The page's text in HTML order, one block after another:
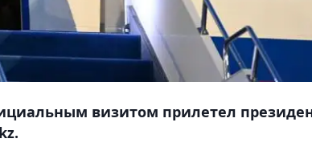
визитом прилетел